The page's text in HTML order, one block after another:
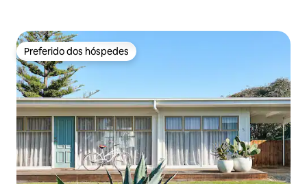
Preferido dos hóspedes
Preferido dos hóspedes